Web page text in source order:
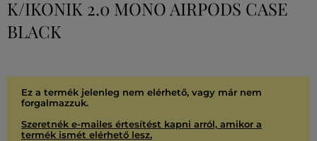
K/IKONIK 2.0 MONO AIRPODS CASE
BLACK
Ez a termék jelenleg nem elérhető, vagy már nem
forgalmazzuk.
Szeretnék e-mailes értesítést kapni arról, amikor a
termék ismét elérhető lesz.